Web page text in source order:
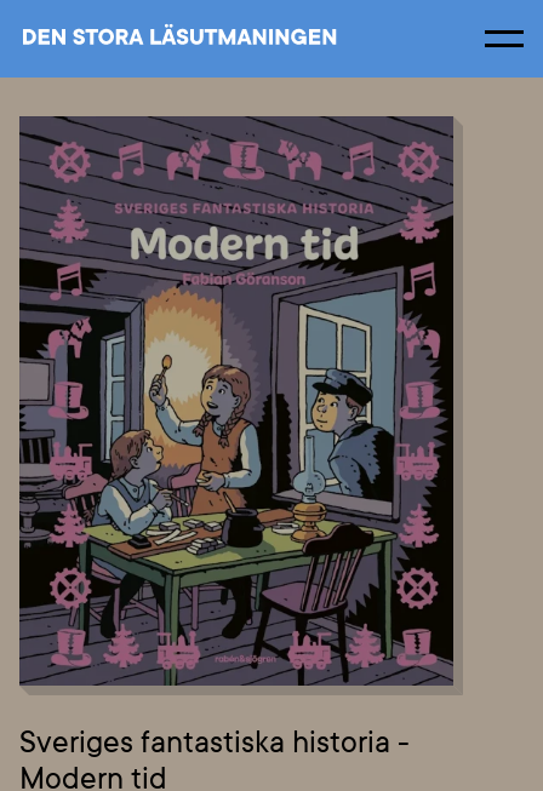
Om
Sveriges fantastiska historia -
Modern tid